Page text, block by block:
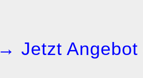
→ Jetzt Angebot